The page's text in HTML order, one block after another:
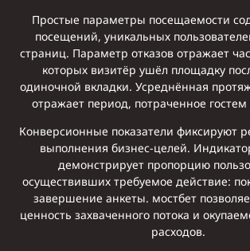
Простые параметры посещаемости
посещений, уникальных
страниц. Параметр отказов отражает
которых визитёр ушёл площадку
одиночной вкладки. Усреднённая
отражает период, потраченное
Конверсионные показатели фиксируют
выполнения бизнес-целей.
демонстрирует пропорцию
осуществивших требуемое действие:
завершение анкеты. мостбет
ценность захваченного потока и
расходов.